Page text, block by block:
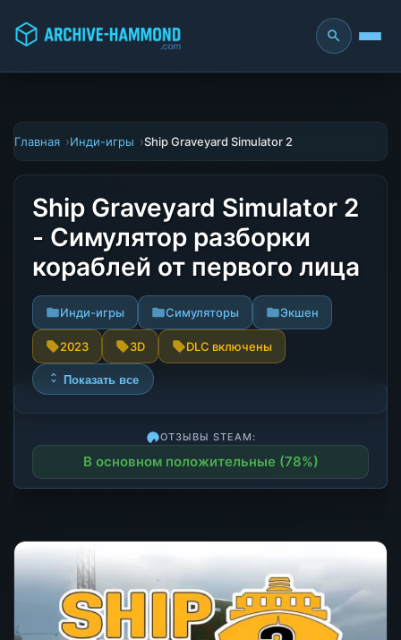
Главная Инди-игры Ship Graveyard Simulator 2
Ship Graveyard Simulator 2
- Симулятор разборки
кораблей от первого лица
Инди-игры Симуляторы Экшен
2023 3D DLC включены
Показать все
ОТЗЫВЫ STEAM:
В основном положительные (78%)